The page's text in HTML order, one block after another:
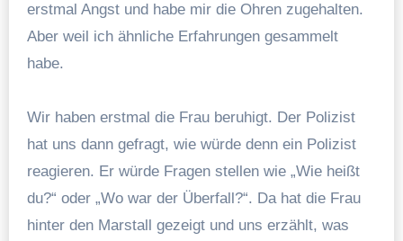
erstmal Angst und habe mir die Ohren zugehalten.
Aber weil ich ähnliche Erfahrungen gesammelt
habe.
Wir haben erstmal die Frau beruhigt. Der Polizist
hat uns dann gefragt, wie würde denn ein Polizist
reagieren. Er würde Fragen stellen wie „Wie heißt
du?“ oder „Wo war der Überfall?“. Da hat die Frau
hinter den Marstall gezeigt und uns erzählt, was